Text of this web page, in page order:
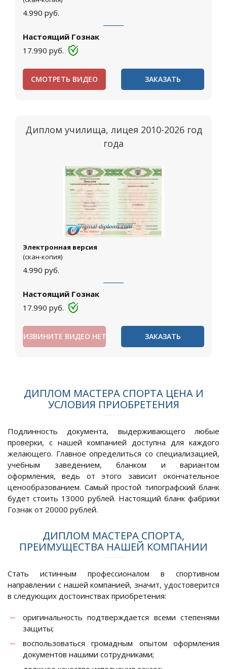
4.990 руб.
Настоящий Гознак
17.990 руб.
СМОТРЕТЬ ВИДЕО ЗАКАЗАТЬ
Диплом училища, лицея 2010-2026 год
года
Электронная версия
(скан-копия)
4.990 руб.
Настоящий Гознак
17.990 руб.
ИЗВИНИТЕ ВИДЕО НЕТ ЗАКАЗАТЬ
ДИПЛОМ МАСТЕРА СПОРТА ЦЕНА И
УСЛОВИЯ ПРИОБРЕТЕНИЯ
Подлинность документа, выдерживающего любые
проверки, с нашей компанией доступна для каждого
желающего. Главное определиться со специализацией,
учебным заведением, бланком и вариантом
оформления, ведь от этого зависит окончательное
ценообразованием. Самый простой типографский бланк
будет стоить 13000 рублей. Настоящий бланк фабрики
Гознак от 20000 рублей.
ДИПЛОМ МАСТЕРА СПОРТА,
ПРЕИМУЩЕСТВА НАШЕЙ КОМПАНИИ
Стать истинным профессионалом в спортивном
направлении с нашей компанией, значит, удостоверится
в следующих достоинствах приобретения:
оригинальность подтверждается всеми степенями
защиты;
воспользоваться громадным опытом оформления
документов нашими сотрудниками;